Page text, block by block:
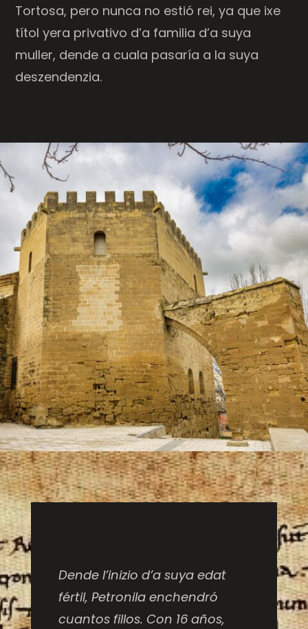
Tortosa, pero nunca no estió rei, ya que ixe
títol yera privativo d’a familia d’a suya
muller, dende a cuala pasaría a la suya
deszendenzia.
Dende l’inizio d’a suya edat
fértil, Petronila enchendró
cuantos fillos. Con 16 años,